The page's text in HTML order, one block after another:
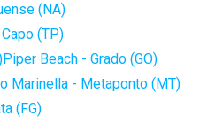
(NA)
(TP)
Piper Beach - Grado (GO)
Marinella - Metaponto (MT)
(FG)